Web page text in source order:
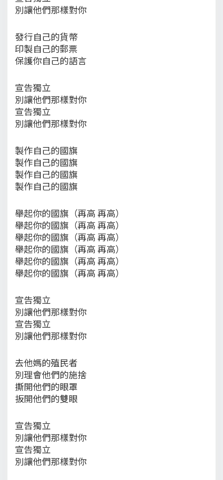
別讓他們那樣對你
發行自己的貨幣
印製自己的郵票
保護你自己的語言
宣告獨立
別讓他們那樣對你
宣告獨立
別讓他們那樣對你
製作自己的國旗
製作自己的國旗
製作自己的國旗
製作自己的國旗
舉起你的國旗（再高 再高）
舉起你的國旗（再高 再高）
舉起你的國旗（再高 再高）
舉起你的國旗（再高 再高）
舉起你的國旗（再高 再高）
舉起你的國旗（再高 再高）
宣告獨立
別讓他們那樣對你
宣告獨立
別讓他們那樣對你
去他媽的殖民者
別理會他們的施捨
撕開他們的眼罩
扳開他們的雙眼
宣告獨立
別讓他們那樣對你
宣告獨立
別讓他們那樣對你